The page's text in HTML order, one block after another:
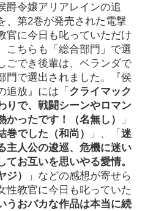
爵令嬢アリアレインの追
、第2巻が発売された電撃
官に今日も叱っていただけ
こちらも「総合部門」で選
ごでき後輩は、ベランダで
門で選出されました。『侯
追放』には「 クライマック
りで、戦闘シーンやロマン
かったです！（名無し）
」
巻でした（和尚） 」、「 迷
主人公の逡巡、危機に迷い
お互いを思いやる愛情。
）
」などの感想が寄せら
性教官に今日も叱っていた
うおバカな作品は本当に続